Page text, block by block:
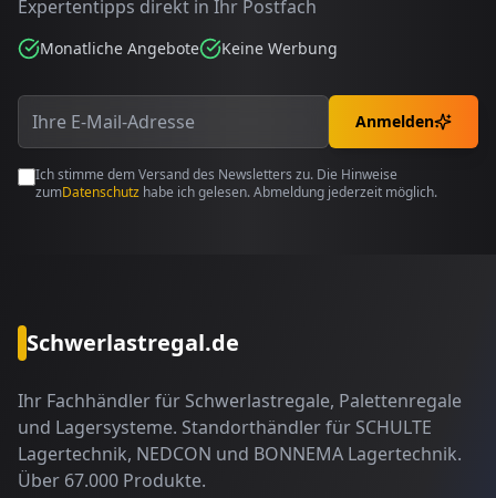
Expertentipps direkt in Ihr Postfach
Monatliche Angebote Keine Werbung
Anmelden
Ich stimme dem Versand des Newsletters zu. Die Hinweise
zumDatenschutz habe ich gelesen. Abmeldung jederzeit möglich.
Schwerlastregal.de
Ihr Fachhändler für Schwerlastregale, Palettenregale
und Lagersysteme. Standorthändler für SCHULTE
Lagertechnik, NEDCON und BONNEMA Lagertechnik.
Über 67.000 Produkte.